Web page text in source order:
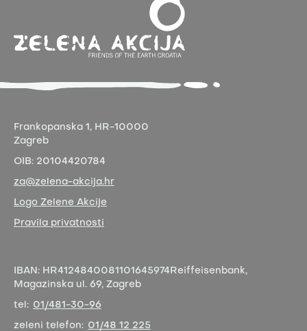
Frankopanska 1, HR-10000
Zagreb
OIB: 20104420784
za@zelena-akcija.hr
Logo Zelene Akcije
Pravila privatnosti
IBAN: HR4124840081101645974 Reiffeisenbank,
Magazinska ul. 69, Zagreb
tel: 01/481-30-96
zeleni telefon: 01/48 12 225